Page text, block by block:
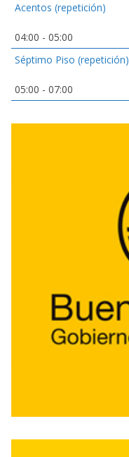
Acentos (repetición)
04:00 - 05:00
Séptimo Piso (repetición)
05:00 - 07:00